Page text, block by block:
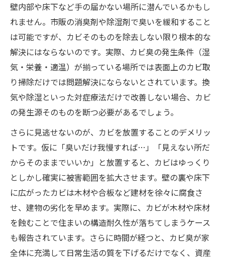
壁内部や床下など手の届かない場所に潜んでいるかもし
れません。市販の消臭剤や除湿剤で臭いを緩和すること
は可能ですが、カビそのものを除去しない限り根本的な
解決にはならないのです。実際、カビ臭の発生条件（湿
気・栄養・適温）が揃っている場所では表面上のカビ取
り掃除だけでは問題解決にならないとされています。換
気や除湿といった対症療法だけで改善しない場合、カビ
の発生源そのものを断つ必要があるでしょう。
さらに見逃せないのが、カビを放置することのデメリッ
トです。仮に「臭いだけ我慢すれば…」「見えない所だ
からそのままでいいか」と放置すると、カビはゆっくり
としかし確実に被害範囲を拡大させます。壁の裏や床下
に広がったカビは木材や合板など建材を徐々に腐食さ
せ、建物の劣化を早めます。実際に、カビが木材や床材
を蝕むことで住まいの構造耐久性が落ちてしまうケース
も報告されています。さらに時間が経つと、カビ臭が家
全体に充満して日常生活の質を下げるだけでなく、資産